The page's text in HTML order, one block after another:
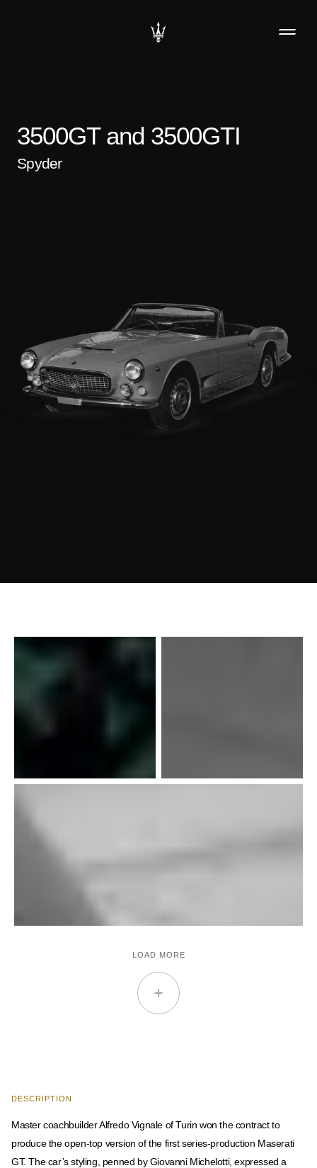
3500GT and 3500GTI
Spyder
LOAD MORE
DESCRIPTION
Master coachbuilder Alfredo Vignale of Turin won the contract to
produce the open-top version of the first series-production Maserati
GT. The car’s styling, penned by Giovanni Michelotti, expressed a